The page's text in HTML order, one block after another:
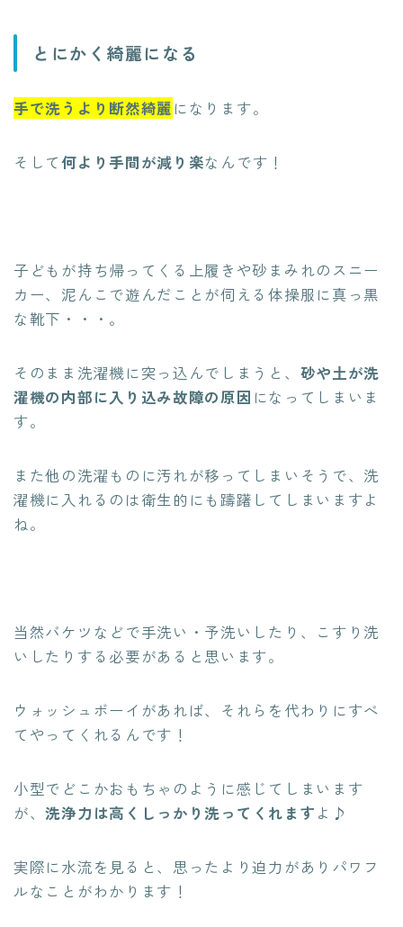
とにかく綺麗になる
手で洗うより断然綺麗 になります。
そして何より手間が減り楽なんです！
子どもが持ち帰ってくる上履きや砂まみれのスニー
カー、泥んこで遊んだことが伺える体操服に真っ黒
な靴下・・・。
そのまま洗濯機に突っ込んでしまうと、 砂や土が洗
濯機の内部に入り込み故障の原因 になってしまいま
す。
また他の洗濯ものに汚れが移ってしまいそうで、洗
濯機に入れるのは衛生的にも躊躇してしまいますよ
ね。
当然バケツなどで手洗い・予洗いしたり、こすり洗
いしたりする必要があると思います。
ウォッシュボーイがあれば、それらを代わりにすべ
てやってくれるんです！
小型でどこかおもちゃのように感じてしまいます
が、洗浄力は高くしっかり洗ってくれます よ♪
実際に水流を見ると、思ったより迫力がありパワフ
ルなことがわかります！